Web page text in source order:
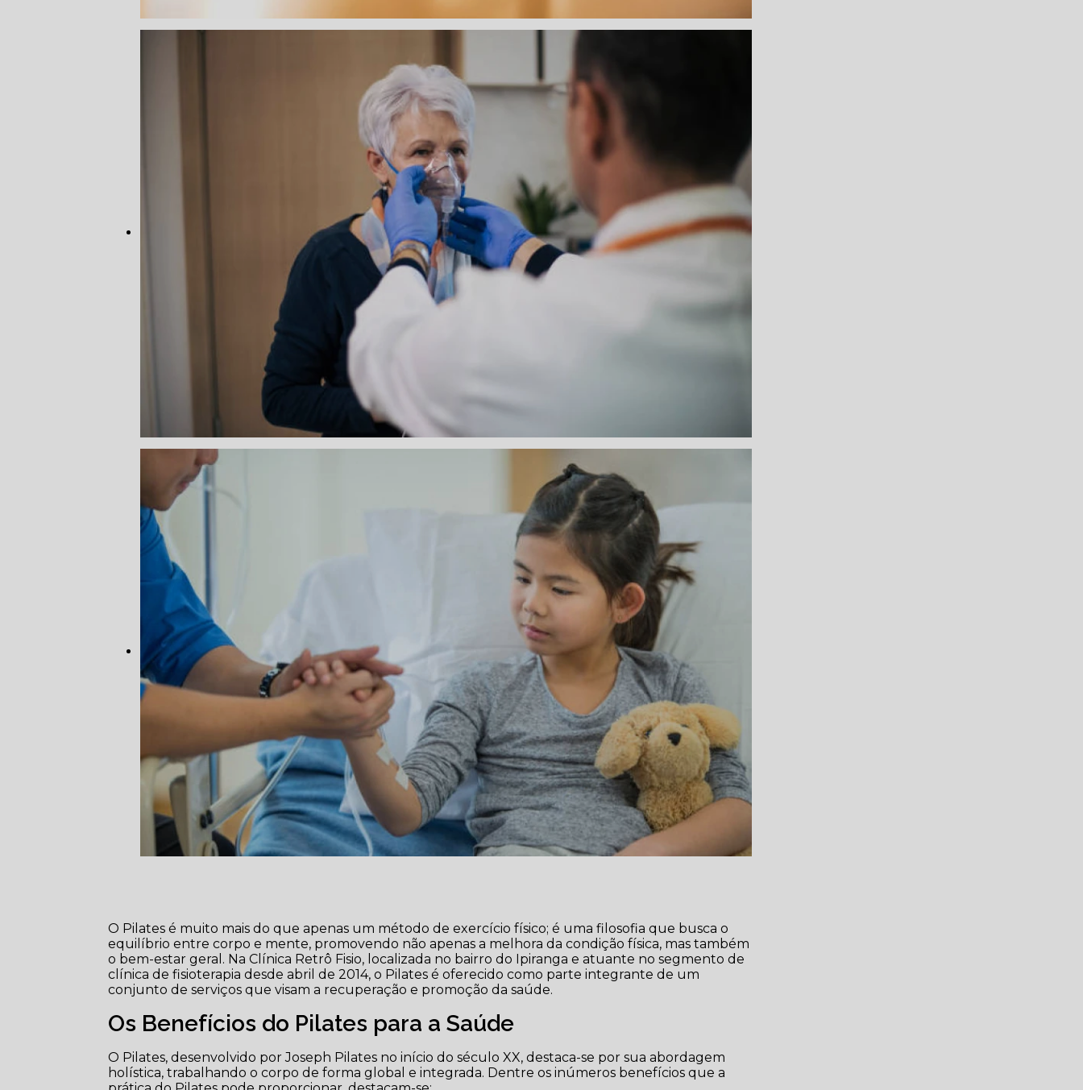
O Pilates é muito mais do que apenas um método de exercício físico; é uma filosofia que busca o
equilíbrio entre corpo e mente, promovendo não apenas a melhora da condição física, mas também
o bem-estar geral. Na Clínica Retrô Fisio, localizada no bairro do Ipiranga e atuante no segmento de
clínica de fisioterapia desde abril de 2014, o Pilates é oferecido como parte integrante de um
conjunto de serviços que visam a recuperação e promoção da saúde.
Os Benefícios do Pilates para a Saúde
O Pilates, desenvolvido por Joseph Pilates no início do século XX, destaca-se por sua abordagem
holística, trabalhando o corpo de forma global e integrada. Dentre os inúmeros benefícios que a